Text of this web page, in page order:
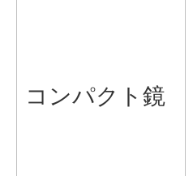
コンパクト鏡